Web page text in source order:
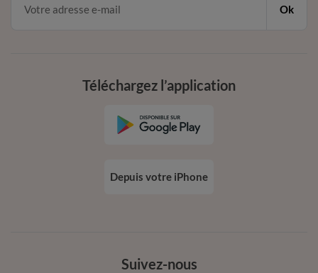
Ok
Suivez-nous
Téléchargez l’application
Depuis votre iPhone